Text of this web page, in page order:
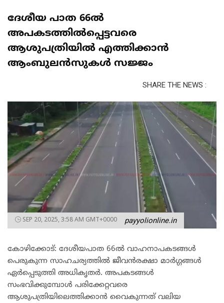
ദേശീയ പാത 66ൽ
അപകടത്തിൽപ്പെട്ടവരെ
ആശുപത്രിയിൽ എത്തിക്കാൻ
ആംബുലൻസുകൾ സജ്ജം
SHARE THE NEWS :
SEP 20, 2025, 3:58 AM GMT+0000 payyolionline.in
കോഴിക്കോട്: ദേശീയപാത 66ൽ വാഹനാപകടങ്ങൾ
പെരുകുന്ന സാഹചര്യത്തിൽ ജീവൻരക്ഷാ മാർഗ്ഗങ്ങൾ
ഏർപ്പെടുത്തി അധികൃതർ‌. അപകടങ്ങൾ
സംഭവിക്കുമ്പോൾ പരിക്കേറ്റവരെ
ആശുപത്രിയിലെത്തിക്കാൻ വൈകുന്നത് വലിയ